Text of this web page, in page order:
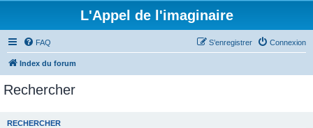
L'Appel de l'imaginaire
FAQ Connexion
S’enregistrer
Index du forum
Rechercher
RECHERCHER